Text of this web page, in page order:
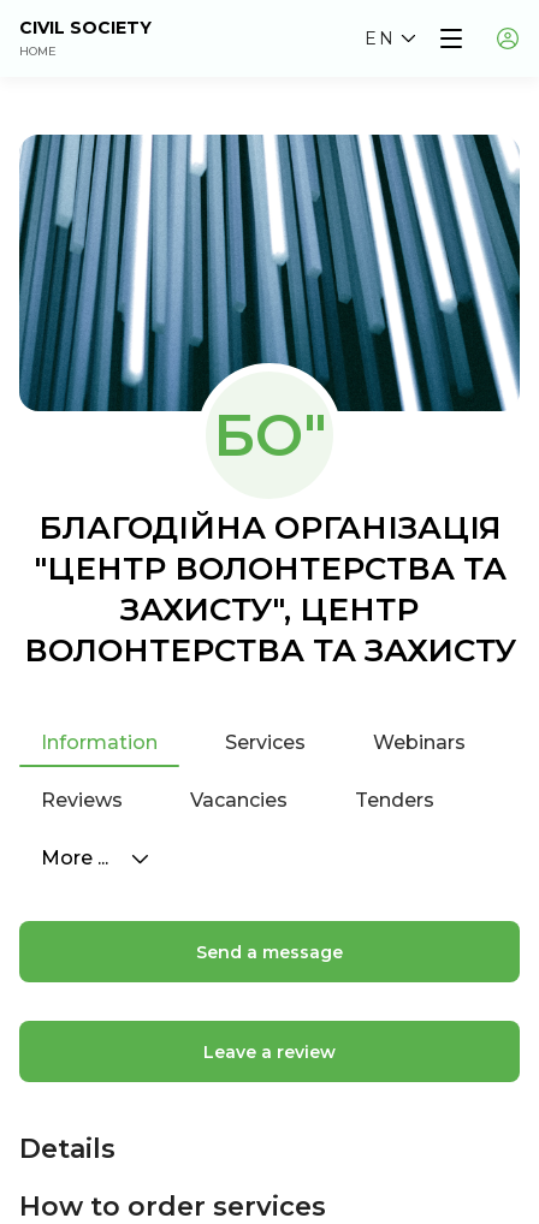
CIVIL SOCIETY
HOME
EN
БО"
БЛАГОДІЙНА ОРГАНІЗАЦІЯ
"ЦЕНТР ВОЛОНТЕРСТВА ТА
ЗАХИСТУ", ЦЕНТР
ВОЛОНТЕРСТВА ТА ЗАХИСТУ
Information Services Webinars
Reviews Vacancies Tenders
More ...
Send a message
Leave a review
Details
How to order services